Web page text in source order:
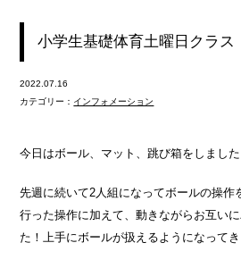
小学生基礎体育土曜日クラス
2022.07.16
カテゴリー： インフォメーション
今日はボール、マット、跳び箱をしました
先週に続いて2人組になってボールの操作
行った操作に加えて、動きながらお互い
た！上手にボールが扱えるようになってき